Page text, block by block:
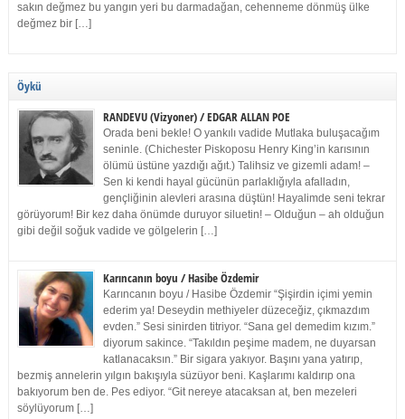
sakın değmez bu yangın yeri bu darmadağan, cehenneme dönmüş ülke
değmez bir […]
Öykü
RANDEVU (Vizyoner) / EDGAR ALLAN POE
Orada beni bekle! O yankılı vadide Mutlaka buluşacağım
seninle. (Chichester Piskoposu Henry King’in karısının
ölümü üstüne yazdığı ağıt.) Talihsiz ve gizemli adam! –
Sen ki kendi hayal gücünün parlaklığıyla afalladın,
gençliğinin alevleri arasına düştün! Hayalimde seni tekrar
görüyorum! Bir kez daha önümde duruyor siluetin! – Olduğun – ah olduğun
gibi değil soğuk vadide ve gölgelerin […]
Karıncanın boyu / Hasibe Özdemir
Karıncanın boyu / Hasibe Özdemir “Şişirdin içimi yemin
ederim ya! Deseydin methiyeler düzeceğiz, çıkmazdım
evden.” Sesi sinirden titriyor. “Sana gel demedim kızım.”
diyorum sakince. “Takıldın peşime madem, ne duyarsan
katlanacaksın.” Bir sigara yakıyor. Başını yana yatırıp,
bezmiş annelerin yılgın bakışıyla süzüyor beni. Kaşlarımı kaldırıp ona
bakıyorum ben de. Pes ediyor. “Git nereye atacaksan at, ben mezeleri
söylüyorum […]